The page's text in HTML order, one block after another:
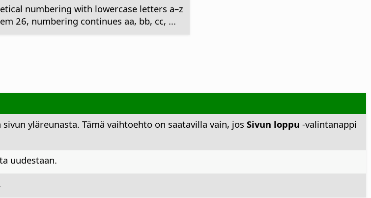
numbering with lowercase letters a–z
26, numbering continues aa, bb, cc, ...
yläreunasta. Tämä vaihtoehto on saatavilla vain, jos Sivun loppu -valintanappi
uudestaan.